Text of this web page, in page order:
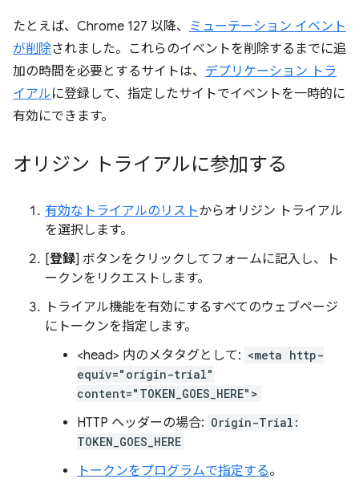
たとえば、Chrome 127 以降、 ミューテーション イベント
が削除されました。これらのイベントを削除するまでに追
加の時間を必要とするサイトは、 デプリケーション トラ
イアルに登録して、指定したサイトでイベントを一時的に
有効にできます。
オリジン トライアルに参加する
有効なトライアルのリストからオリジン トライアル
を選択します。
[登録] ボタンをクリックしてフォームに記入し、ト
ークンをリクエストします。
トライアル機能を有効にするすべてのウェブページ
にトークンを指定します。
<head> 内のメタタグとして: <meta http-
equiv="origin-trial"
content="TOKEN_GOES_HERE">
HTTP ヘッダーの場合: Origin-Trial:
TOKEN_GOES_HERE
トークンをプログラムで指定する。